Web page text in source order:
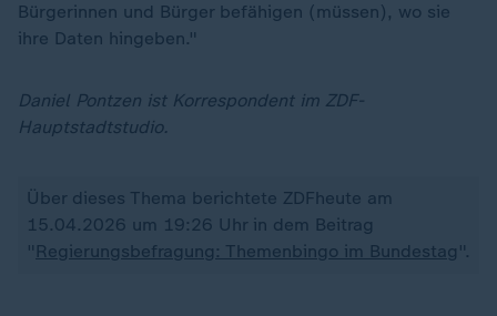
Bürgerinnen und Bürger befähigen (müssen), wo sie
ihre Daten hingeben."
Daniel Pontzen ist Korrespondent im ZDF-
Hauptstadtstudio.
Über dieses Thema berichtete ZDFheute am
15.04.2026 um 19:26 Uhr in dem Beitrag
" Regierungsbefragung: Themenbingo im Bundestag ".